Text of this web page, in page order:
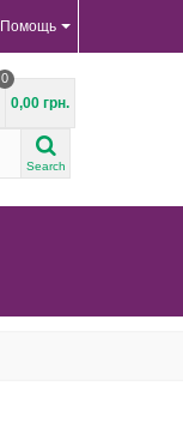
Помощь
0
0,00 грн.
Search